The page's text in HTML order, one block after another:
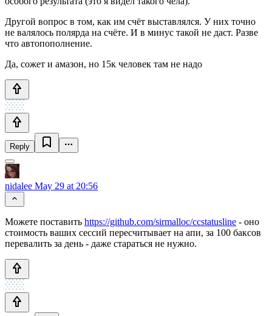
Другой вопрос в том, как им счёт выставлялся. У них точно
не валялось полярда на счёте. И в минус такой не даст. Разве
что автопополнение.
Да, сожет и амазон, но 15к человек там не надо
Reply
nidalee May 29 at 20:56
Можете поставить https://github.com/sirmalloc/ccstatusline - оно
стоимость ваших сессий пересчитывает на апи, за 100 баксов
перевалить за день - даже стараться не нужно.